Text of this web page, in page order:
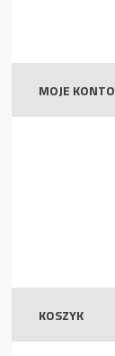
MOJE KONTO
KOSZYK